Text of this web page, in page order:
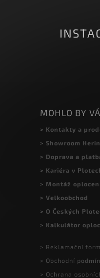
MOHLO BY
> Kontakty a
> Showroom
> Doprava a platba
> Kariéra v
> Montáž
> O Českých
> Kalkulátor